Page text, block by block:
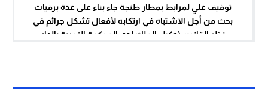
توقيف علي لمرابط بمطار طنجة جاء بناء على عدة برقيات
بحث من أجل الاشتباه في ارتكابه لأفعال تشكل جرائم في
نظر القانون (وكيل الملك لدى المحكمة الزجرية بالدار